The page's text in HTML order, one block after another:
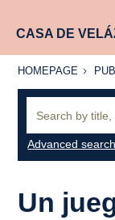
CASA DE
HOMEPAGE
HOMEPAGE
Advanced search
Un